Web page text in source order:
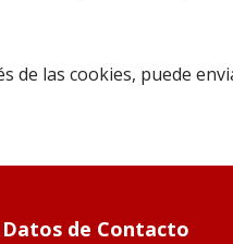
de las cookies, puede
Datos de Contacto